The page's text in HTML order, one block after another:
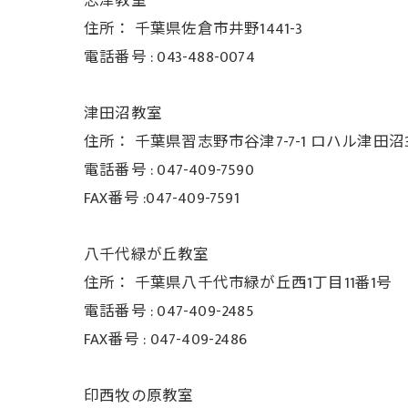
住所： 千葉県佐倉市井野1441-3
電話番号 :043-488-0074
津田沼教室
住所： 千葉県習志野市谷津7-7-1 ロハル津田沼
電話番号 :047-409-7590
FAX番号 :047-409-7591
八千代緑が丘教室
住所： 千葉県八千代市緑が丘西1丁目11番1号
電話番号 :047-409-2485
FAX番号 : 047-409-2486
印西牧の原教室